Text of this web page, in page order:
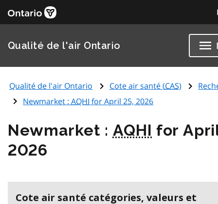
Qualité de l'air Ontario
Qualité de l'air Ontario Cote air santé (CAS)
Newmarket :AQHI for April 25, 2026
Newmarket : AQHI for
2026
Cote air santé catégories, valeurs et